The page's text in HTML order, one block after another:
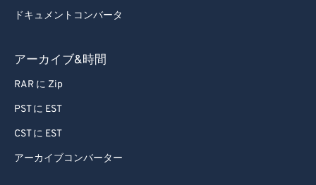
ドキュメントコンバータ
アーカイブ&時間
RAR に Zip
PST に EST
CST に EST
アーカイブコンバーター